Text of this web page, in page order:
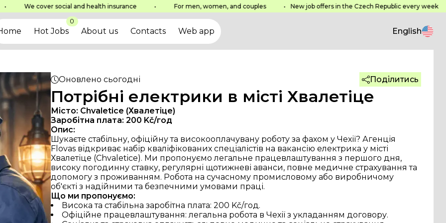
We cover social and health insurance For men, women, and couples New job offers in the Czech Republic every week
Hot Jobs
0
About us Contacts Web app English
Оновлено сьогодні Поділитись
Потрібні електрики в місті Хвалетіце
Місто: Chvaletice (Хвалетіце)
Заробітна плата: 200 Kč/год
Опис:
Шукаєте стабільну, офіційну та високооплачувану роботу за фахом у Чехії? Агенція
Flovas відкриває набір кваліфікованих спеціалістів на вакансію електрика у місті
Хвалетіце (Chvaletice). Ми пропонуємо легальне працевлаштування з першого дня,
високу погодинну ставку, регулярні щотижневі аванси, повне медичне страхування та
допомогу з проживанням. Робота на сучасному промисловому або виробничому
об'єкті з надійними та безпечними умовами праці.
Що ми пропонуємо:
Висока та стабільна заробітна плата: 200 Kč/год.
Офіційне працевлаштування: легальна робота в Чехії з укладанням договору.
Navigation
Home
Hot Jobs
Contacts
Contact us
+420 777 957 290
info@neresen.cz
Working hours
Follow us
Instagram
TikTok